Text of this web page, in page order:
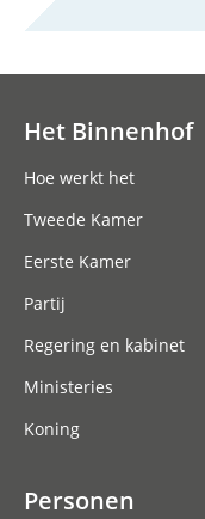
Het Binnenhof
Hoe werkt het
Tweede Kamer
Eerste Kamer
Partij
Regering en kabinet
Ministeries
Koning
Personen